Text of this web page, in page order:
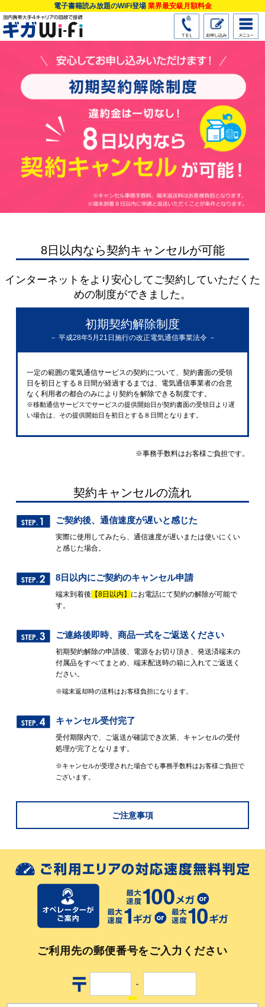
電子書籍読み放題のWiFi登場 業界最安級月額料金
8日以内なら契約キャンセルが可能
インターネットをより安心してご契約していただくた
めの制度ができました。
初期契約解除制度
－ 平成28年5月21日施行の改正電気通信事業法令 －
一定の範囲の電気通信サービスの契約について、契約書面の受領
日を初日とする８日間が経過するまでは、電気通信事業者の合意
なく利用者の都合のみにより契約を解除できる制度です。
※移動通信サービスでサービスの提供開始日が契約書面の受領日より遅
い場合は、その提供開始日を初日とする８日間となります。
※事務手数料はお客様ご負担です。
契約キャンセルの流れ
ご契約後、通信速度が遅いと感じた
実際に使用してみたら、通信速度が遅いまたは使いにくい
と感じた場合。
8日以内にご契約のキャンセル申請
端末到着後 【8日以内】 にお電話にて契約の解除が可能で
す。
ご連絡後即時、商品一式をご返送ください
初期契約解除の申請後、電源をお切り頂き、発送済端末の
付属品をすべてまとめ、端末配送時の箱に入れてご返送く
ださい。
※端末返却時の送料はお客様負担になります。
キャンセル受付完了
受付期限内で、ご返送が確認でき次第、キャンセルの受付
処理が完了となります。
※キャンセルが受理された場合でも事務手数料はお客様ご負担で
ございます。
ご注意事項
なり、契約解除料4,950円(税込)と端末割賦金が一括請求とな
ります。
す。
一式をご返却頂けなかった場合。
・ご返却物が故障や破損、端末一式(外箱・付属品含む)のいず
れかにシールやテープを貼った痕や文字記入等の汚れがある場
・ご返却頂いた端末一式に欠品がある場合。
端末一式に含まれるもの【外箱・本体・マニュアル冊子・充
ご利用先の郵便番号をご入力ください
-